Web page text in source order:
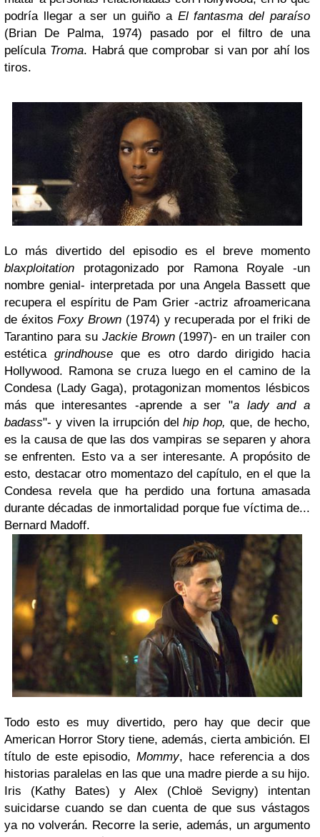
podría llegar a ser un guiño a El fantasma del paraíso
(Brian De Palma, 1974) pasado por el filtro de una
película Troma. Habrá que comprobar si van por ahí los
tiros.
Lo más divertido del episodio es el breve momento
blaxploitation protagonizado por Ramona Royale -un
nombre genial- interpretada por una Angela Bassett que
recupera el espíritu de Pam Grier -actriz afroamericana
de éxitosFoxy Brown (1974) y recuperada por el friki de
Tarantino para su Jackie Brown(1997)- en un trailer con
estética grindhouse que es otro dardo dirigido hacia
Hollywood. Ramona se cruza luego en el camino de la
Condesa (Lady Gaga), protagonizan momentos lésbicos
más que interesantes -aprende a ser "a lady and a
badass"- y viven la irrupción delhip hop,que, de hecho,
es la causa de que las dos vampiras se separen y ahora
se enfrenten. Esto va a ser interesante. A propósito de
esto, destacar otro momentazo del capítulo, en el que la
Condesa revela que ha perdido una fortuna amasada
durante décadas de inmortalidad porque fue víctima de...
Bernard Madoff.
Todo esto es muy divertido, pero hay que decir que
American Horror Story tiene, además, cierta ambición. El
título de este episodio, Mommy, hace referencia a dos
historias paralelas en las que una madre pierde a su hijo.
Iris (Kathy Bates) y Alex (Chloë Sevigny) intentan
suicidarse cuando se dan cuenta de que sus vástagos
ya no volverán. Recorre la serie, además, un argumento